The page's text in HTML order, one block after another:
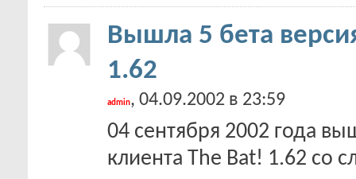
Вышла 5 бета
1.62
admin, 04.09.2002 в 23:59
04 сентября 2002 года
клиента The Bat! 1.62